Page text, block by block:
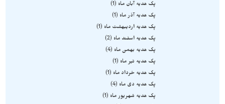
پک هدیه آبان ماه
1
پک هدیه آذر ماه
1
پک هدیه اردیبهشت ماه
1
پک هدیه اسفند ماه
2
پک هدیه بهمن ماه
4
پک هدیه تیر ماه
1
پک هدیه خرداد ماه
1
پک هدیه دی ماه
4
پک هدیه شهریور ماه
1